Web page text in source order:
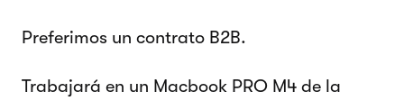
Preferimos un contrato B2B.
Trabajará en un Macbook PRO M4 de la